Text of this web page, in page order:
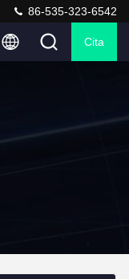
86-535-323-6542
Cita